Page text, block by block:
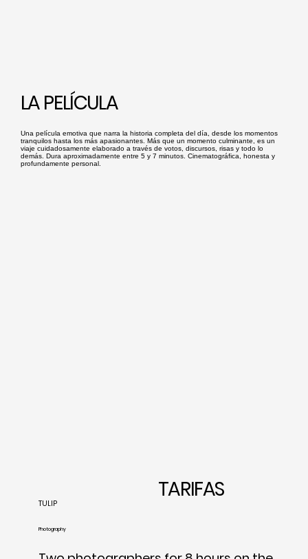
LA PELÍCULA
Una película emotiva que narra la historia completa del día, desde los momentos
tranquilos hasta los más apasionantes. Más que un momento culminante, es un
viaje cuidadosamente elaborado a través de votos, discursos, risas y todo lo
demás. Dura aproximadamente entre 5 y 7 minutos. Cinematográfica, honesta y
profundamente personal.
TARIFAS
TULIP
Photography